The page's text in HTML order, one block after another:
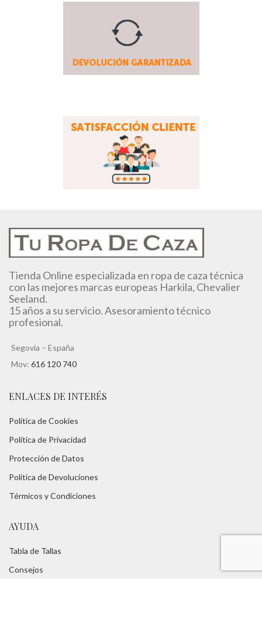
Tienda Online especializada en ropa de caza técnica
con las mejores marcas europeas Harkila, Chevalier
Seeland.
15 años a su servicio. Asesoramiento técnico
profesional.
Segovia – España
Mov: 616 120 740
ENLACES DE INTERÉS
Política de Cookies
Política de Privacidad
Protección de Datos
Política de Devoluciones
Térmicos y Condiciones
AYUDA
Tabla de Tallas
Consejos